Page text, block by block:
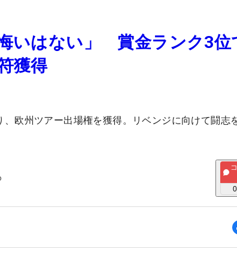
いはない」 賞金ランク3位
獲得
欧州ツアー出場権を獲得。リベンジに向けて闘志
0